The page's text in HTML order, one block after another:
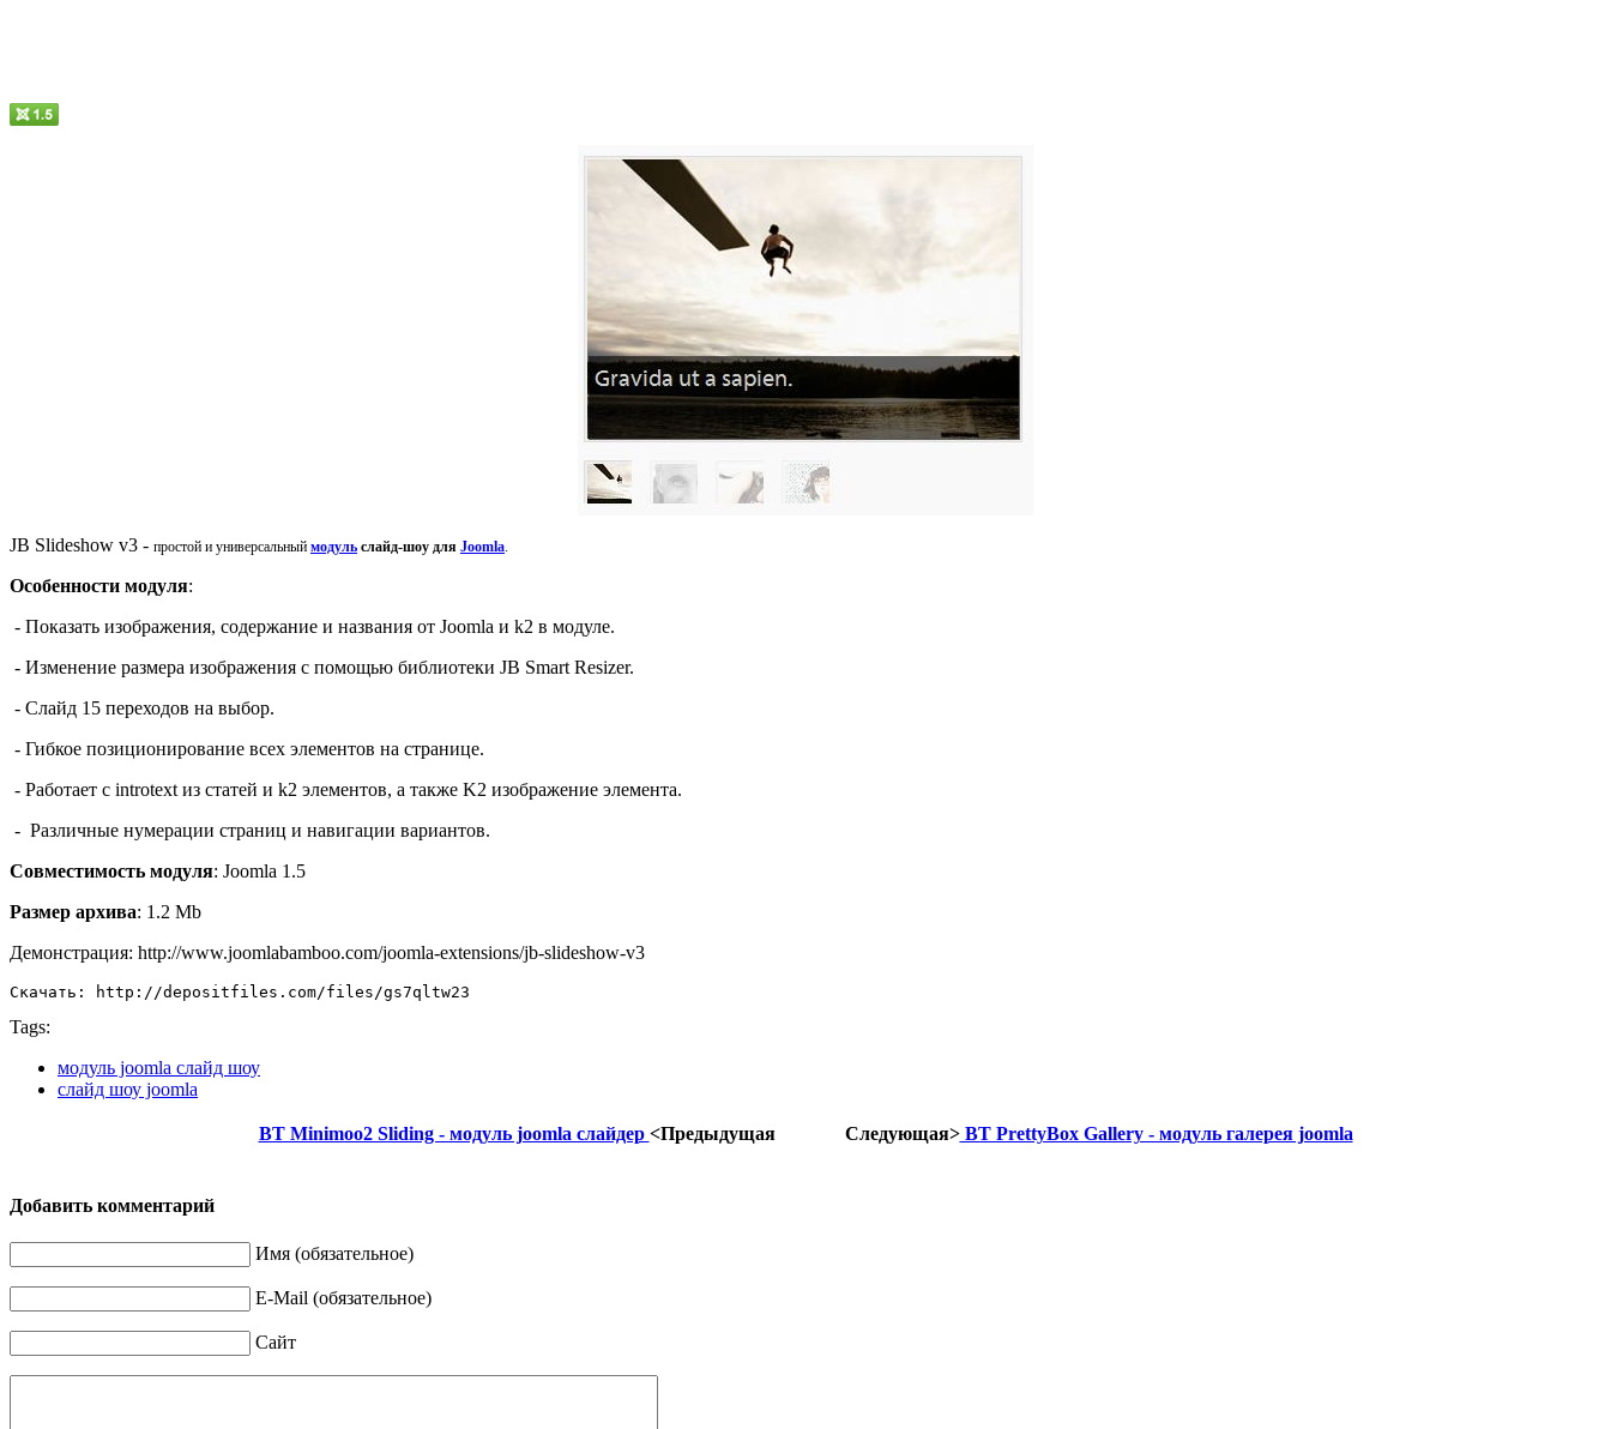
JB Slideshow v3 - простой и универсальный модуль слайд-шоу для Joomla
Особенности модуля:
- Показать изображения, содержание и названия от Joomla и k2 в модуле.
- Изменение размера изображения с помощью библиотеки JB Smart Resizer.
- Слайд 15 переходов на выбор.
- Гибкое позиционирование всех элементов на странице.
- Работает с introtext из статей и k2 элементов, а также K2 изображение элемента.
- Различные нумерации страниц и навигации вариантов.
Совместимость модуля: Joomla 1.5
Размер архива: 1.2 Mb
Демонстрация: http://www.joomlabamboo.com/joomla-extensions/jb-slideshow-v3
Скачать: http://depositfiles.com/files/gs7qltw23
Tags:
модуль joomla слайд шоу
слайд шоу joomla
BT Minimoo2 Sliding - модуль joomla слайдер <Предыдущая Следующая>BT PrettyBox Gallery - модуль галерея joomla
Добавить комментарий
Имя (обязательное)
E-Mail (обязательное)
Сайт